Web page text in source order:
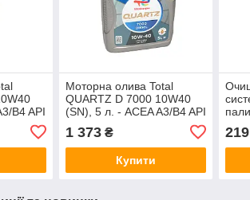
B4 API
Моторна олива Total
QUARTZ D 7000 10W40
(SN), 5 л. - ACEA A3/B4 API
1 373₴
Купити
219